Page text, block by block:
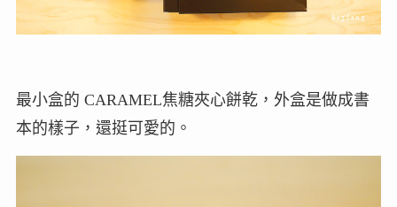
最小盒的 CARAMEL焦糖夾心餅乾，外盒是做成書
本的樣子，還挺可愛的。